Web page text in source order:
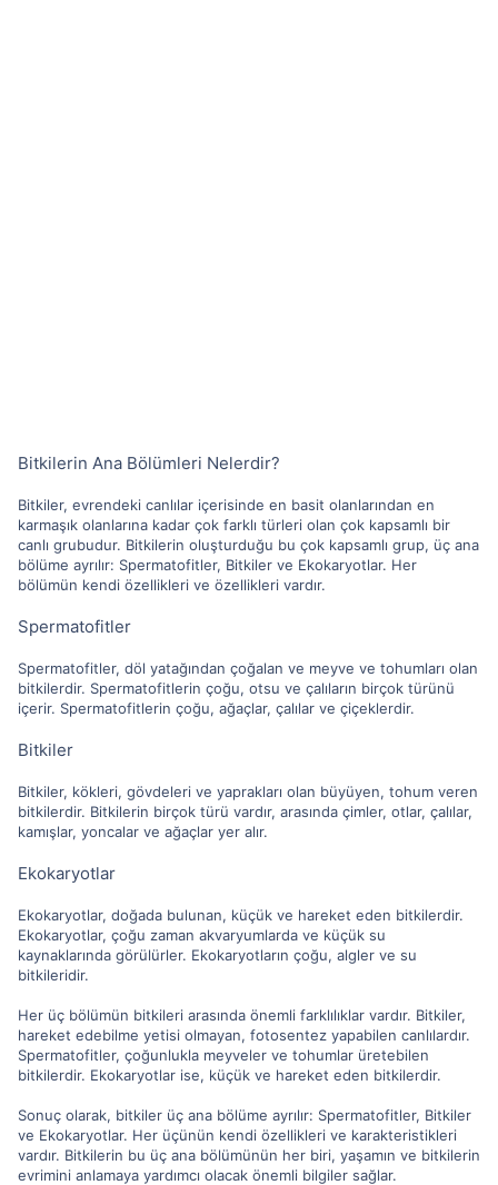
Bitkilerin Ana Bölümleri Nelerdir?
Bitkiler, evrendeki canlılar içerisinde en basit olanlarından en
karmaşık olanlarına kadar çok farklı türleri olan çok kapsamlı bir
canlı grubudur. Bitkilerin oluşturduğu bu çok kapsamlı grup, üç ana
bölüme ayrılır: Spermatofitler, Bitkiler ve Ekokaryotlar. Her
bölümün kendi özellikleri ve özellikleri vardır.
Spermatofitler
Spermatofitler, döl yatağından çoğalan ve meyve ve tohumları olan
bitkilerdir. Spermatofitlerin çoğu, otsu ve çalıların birçok türünü
içerir. Spermatofitlerin çoğu, ağaçlar, çalılar ve çiçeklerdir.
Bitkiler
Bitkiler, kökleri, gövdeleri ve yaprakları olan büyüyen, tohum veren
bitkilerdir. Bitkilerin birçok türü vardır, arasında çimler, otlar, çalılar,
kamışlar, yoncalar ve ağaçlar yer alır.
Ekokaryotlar
Ekokaryotlar, doğada bulunan, küçük ve hareket eden bitkilerdir.
Ekokaryotlar, çoğu zaman akvaryumlarda ve küçük su
kaynaklarında görülürler. Ekokaryotların çoğu, algler ve su
bitkileridir.
Her üç bölümün bitkileri arasında önemli farklılıklar vardır. Bitkiler,
hareket edebilme yetisi olmayan, fotosentez yapabilen canlılardır.
Spermatofitler, çoğunlukla meyveler ve tohumlar üretebilen
bitkilerdir. Ekokaryotlar ise, küçük ve hareket eden bitkilerdir.
Sonuç olarak, bitkiler üç ana bölüme ayrılır: Spermatofitler, Bitkiler
ve Ekokaryotlar. Her üçünün kendi özellikleri ve karakteristikleri
vardır. Bitkilerin bu üç ana bölümünün her biri, yaşamın ve bitkilerin
evrimini anlamaya yardımcı olacak önemli bilgiler sağlar.